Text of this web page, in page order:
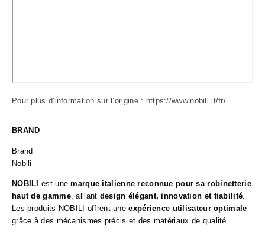
Pour plus d’information sur l’origine : https://www.nobili.it/fr/
BRAND
Brand
Nobili
NOBILI est unemarque italienne reconnue pour sa robinetterie
haut de gamme, alliant design élégant, innovation et fiabilité.
Les produits NOBILI offrent uneexpérience utilisateur optimale
grâce à des mécanismes précis et des matériaux de qualité.